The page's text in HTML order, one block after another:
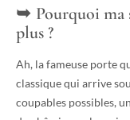
Pourquoi
plus ?
Ah, la fameuse porte
classique qui arrive
coupables possibles,